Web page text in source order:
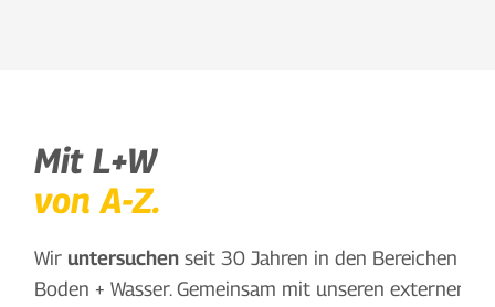
Mit L+W
von A-Z.
Wir untersuchen seit 30 Jahren in den Bereichen
Boden + Wasser. Gemeinsam mit unseren externen